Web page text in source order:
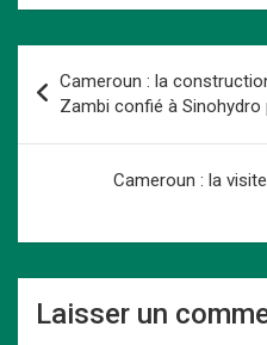
ce
o
o
st
d
o
n
ail er
es
t
de
l’article
Cameroun : la
Zambi confié à Sinohydro
Cameroun : la
Laisser un